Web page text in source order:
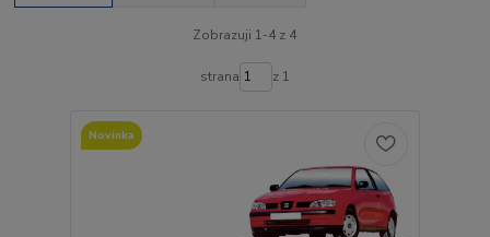
Zobrazuji 1-4 z 4
strana z 1
Novinka